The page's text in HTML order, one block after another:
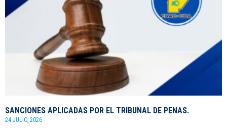
SANCIONES APLICADAS POR EL TRIBUNAL DE PENAS.
24 JULIO, 2026